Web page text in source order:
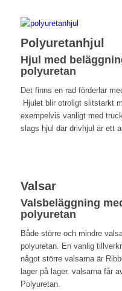
Polyuretanhjul
Hjul med
polyuretan
Det finns en rad förderlar
Hjulet blir otroligt slitstarkt
exempelvis vanligt med
slags hjul där drivhjul är ett
Valsar
Valsbeläggning
polyuretan
Både större och mindre
polyuretan. En vanlig
något större valsarna är
lager på lager. valsarna får
Polyuretan.